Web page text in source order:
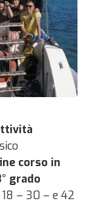
corso in
grado
– 30 – e 42